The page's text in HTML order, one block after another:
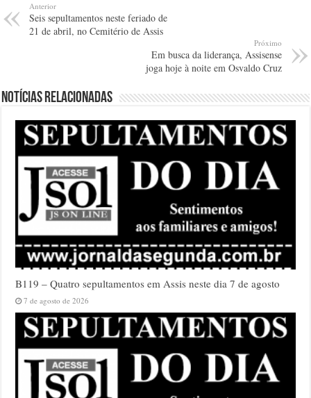
Anterior
Seis sepultamentos neste feriado de
21 de abril, no Cemitério de Assis
Próximo
Em busca da liderança, Assisense
joga hoje à noite em Osvaldo Cruz
Notícias relacionadas
B119 – Quatro sepultamentos em Assis neste dia 7 de agosto
7 de agosto de 2026